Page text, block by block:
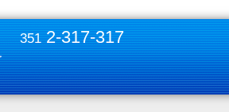
3512-317-317